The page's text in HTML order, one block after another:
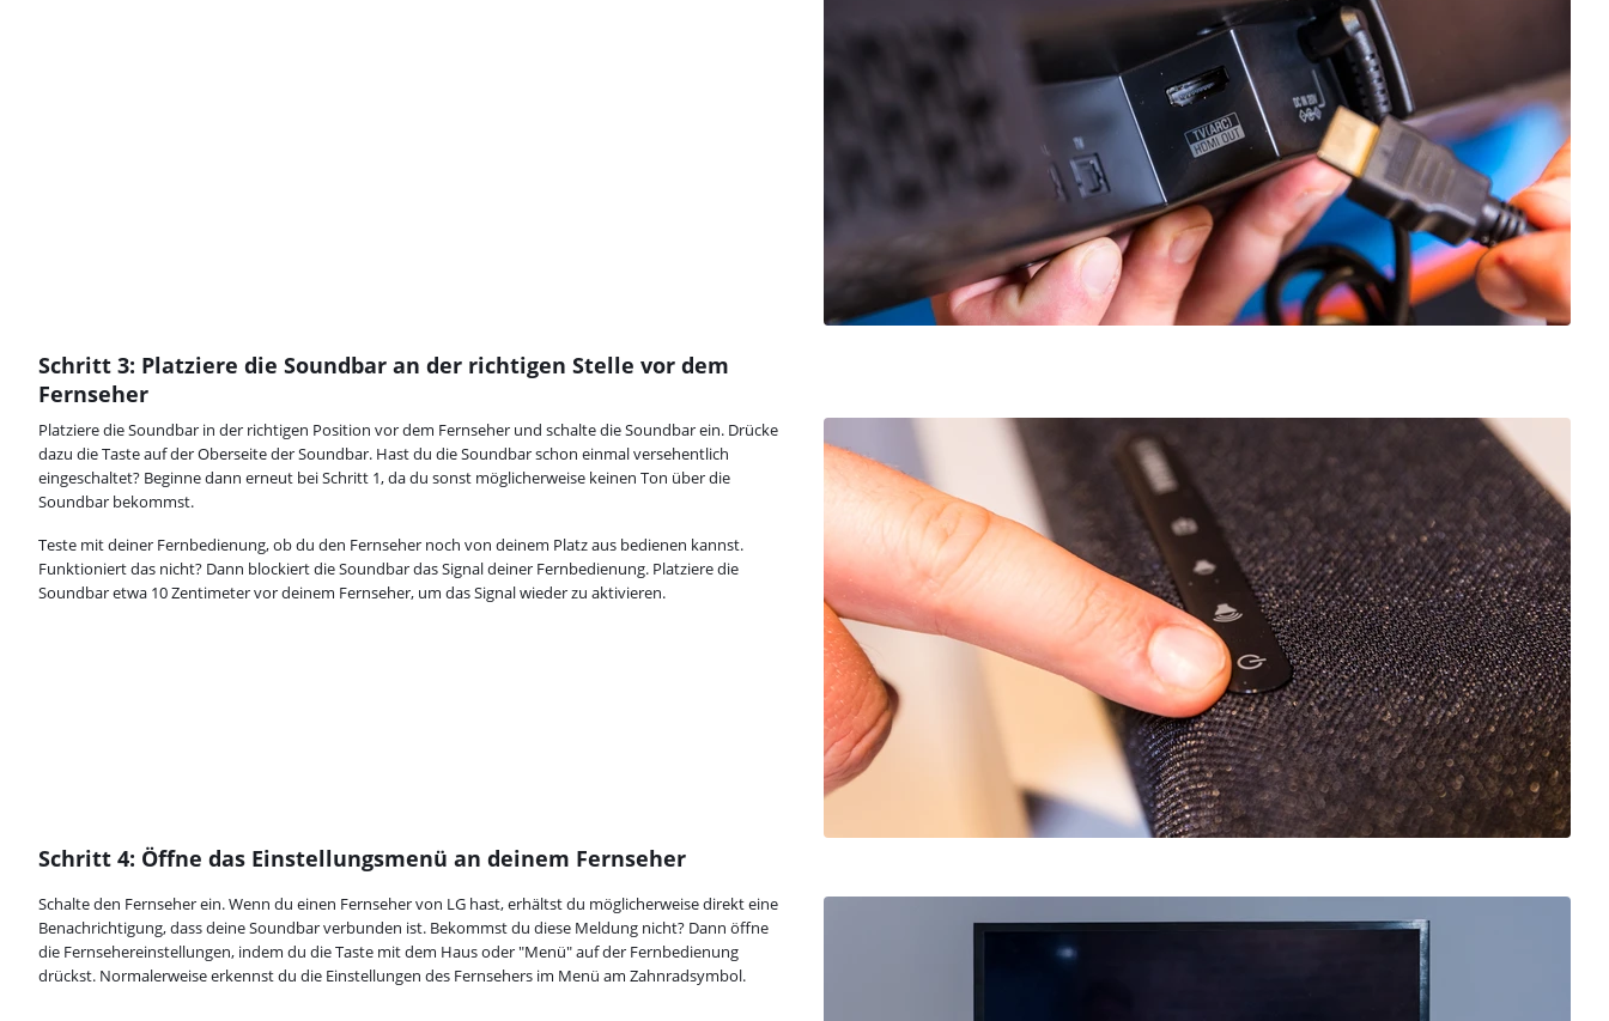
Schritt 3: Platziere die Soundbar an der richtigen Stelle vor dem
Fernseher
Platziere die Soundbar in der richtigen Position vor dem Fernseher und schalte die Soundbar ein. Drücke
dazu die Taste auf der Oberseite der Soundbar. Hast du die Soundbar schon einmal versehentlich
eingeschaltet? Beginne dann erneut bei Schritt 1, da du sonst möglicherweise keinen Ton über die
Soundbar bekommst.
Teste mit deiner Fernbedienung, ob du den Fernseher noch von deinem Platz aus bedienen kannst.
Funktioniert das nicht? Dann blockiert die Soundbar das Signal deiner Fernbedienung. Platziere die
Soundbar etwa 10 Zentimeter vor deinem Fernseher, um das Signal wieder zu aktivieren.
Schritt 4: Öffne das Einstellungsmenü an deinem Fernseher
Schalte den Fernseher ein. Wenn du einen Fernseher von LG hast, erhältst du möglicherweise direkt eine
Benachrichtigung, dass deine Soundbar verbunden ist. Bekommst du diese Meldung nicht? Dann öffne
die Fernsehereinstellungen, indem du die Taste mit dem Haus oder "Menü" auf der Fernbedienung
drückst. Normalerweise erkennst du die Einstellungen des Fernsehers im Menü am Zahnradsymbol.